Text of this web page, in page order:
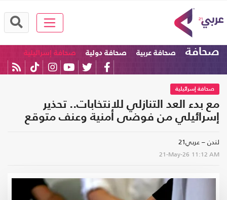
صحافة صحافة عربية صحافة دولية صحافة إسرائيلية
صحافة إسرائيلية
مع بدء العد التنازلي للانتخابات.. تحذير
إسرائيلي من فوضى أمنية وعنف متوقع
لندن – عربي21
21-May-26 11:12 AM